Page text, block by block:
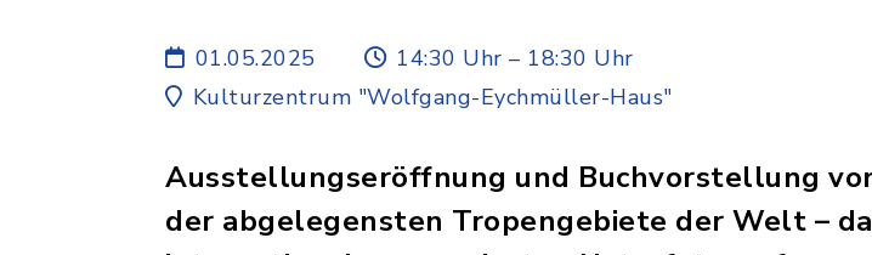
01.05.2025
14:30 Uhr – 18:30 Uhr
Kulturzentrum "Wolfgang-Eychmüller-Haus"
Ausstellungseröffnung und Buchvorstellung
der abgelegensten Tropengebiete der Welt –